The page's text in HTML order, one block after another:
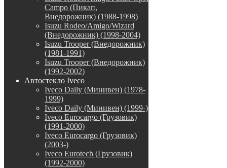
Campo (Пикап,
Внедорожник) (1988-1998)
Isuzu Rodeo/Amigo/Wizard
(Внедорожник) (1998-2004)
Isuzu Trooper (Внедорожник)
(1981-1991)
Isuzu Trooper (Внедорожник)
(1992-2002)
Автостекло Iveco
Iveco Daily (Минивен) (1978-
1999)
Iveco Daily (Минивен) (1999-)
Iveco Eurocargo (Грузовик)
(1991-2000)
Iveco Eurocargo (Грузовик)
(2003-)
Iveco Eurotech (Грузовик)
(1992-2000)